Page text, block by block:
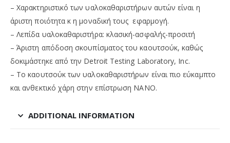
– Χαρακτηριστικό των υαλοκαθαριστήρων αυτών είναι η
άριστη ποιότητα κ η μοναδική τους εφαρμογή.
– Λεπίδα υαλοκαθαριστήρα: κλασική-ασφαλής-προσιτή
– Άριστη απόδοση σκουπίσματος του καουτσούκ, καθώς
δοκιμάστηκε από την Detroit Testing Laboratory, Inc.
– Το καουτσούκ των υαλοκαθαριστήρων είναι πιο εύκαμπτο
και ανθεκτικό χάρη στην επίστρωση NANO.
ADDITIONAL INFORMATION